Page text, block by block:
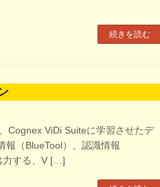
続きを読む
Cognex ViDi Suiteに学習させたデ
報（BlueTool）、認識情報
力する、V […]